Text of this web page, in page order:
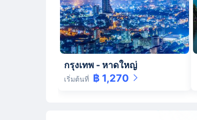
กรุงเทพ - หาดใหญ่
เริ่มต้นที่ ฿ 1,270